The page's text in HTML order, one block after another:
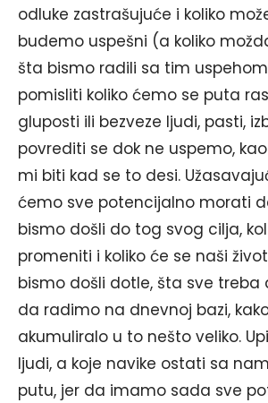
odluke zastrašujuće i koliko
budemo uspešni (a koliko
šta bismo radili sa tim
pomisliti koliko ćemo se puta
gluposti ili bezveze ljudi, pasti,
povrediti se dok ne uspemo,
mi biti kad se to desi.
ćemo sve potencijalno morati
bismo došli do tog svog cilja,
promeniti i koliko će se naši
bismo došli dotle, šta sve treba
da radimo na dnevnoj bazi,
akumuliralo u to nešto veliko.
ljudi, a koje navike ostati sa
putu, jer da imamo sada sve